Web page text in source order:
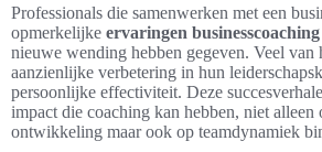
Professionals die samenwerken met een
opmerkelijke ervaringen businesscoaching
nieuwe wending hebben gegeven. Veel van
aanzienlijke verbetering in hun
persoonlijke effectiviteit. Deze
impact die coaching kan hebben, niet
ontwikkeling maar ook op teamdynamiek